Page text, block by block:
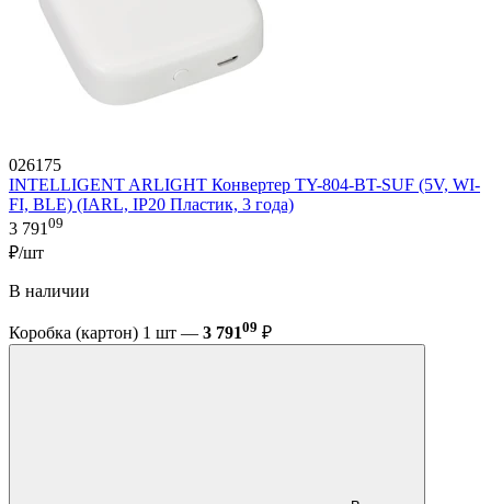
026175
INTELLIGENT ARLIGHT Конвертер TY-804-BT-SUF (5V, WI-
FI, BLE) (IARL, IP20 Пластик, 3 года)
3 79109
₽/шт
В наличии
Коробка (картон) 1 шт — 3 79109 ₽